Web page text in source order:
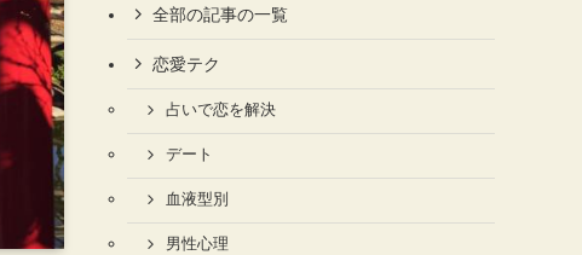
全部の記事の一覧
恋愛テク
占いで恋を解決
デート
血液型別
男性心理